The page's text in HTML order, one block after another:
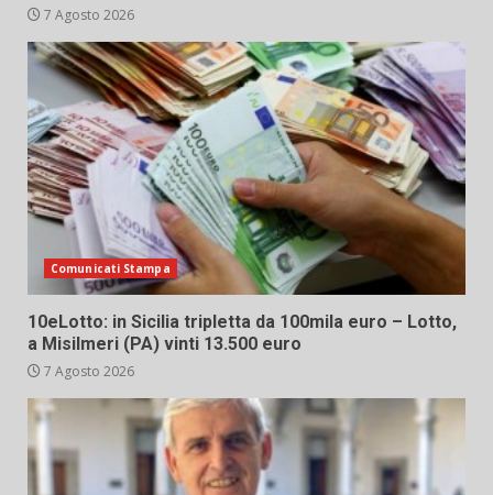
7 Agosto 2026
Comunicati Stampa
10eLotto: in Sicilia tripletta da 100mila euro – Lotto,
a Misilmeri (PA) vinti 13.500 euro
7 Agosto 2026